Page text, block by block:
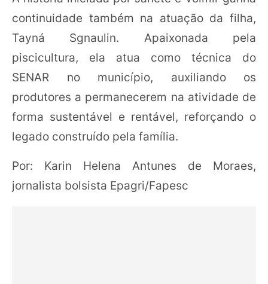
continuidade também na atuação da filha,
Tayná Sgnaulin. Apaixonada pela
piscicultura, ela atua como técnica do
SENAR no município, auxiliando os
produtores a permanecerem na atividade de
forma sustentável e rentável, reforçando o
legado construído pela família.
Por: Karin Helena Antunes de Moraes,
jornalista bolsista Epagri/Fapesc